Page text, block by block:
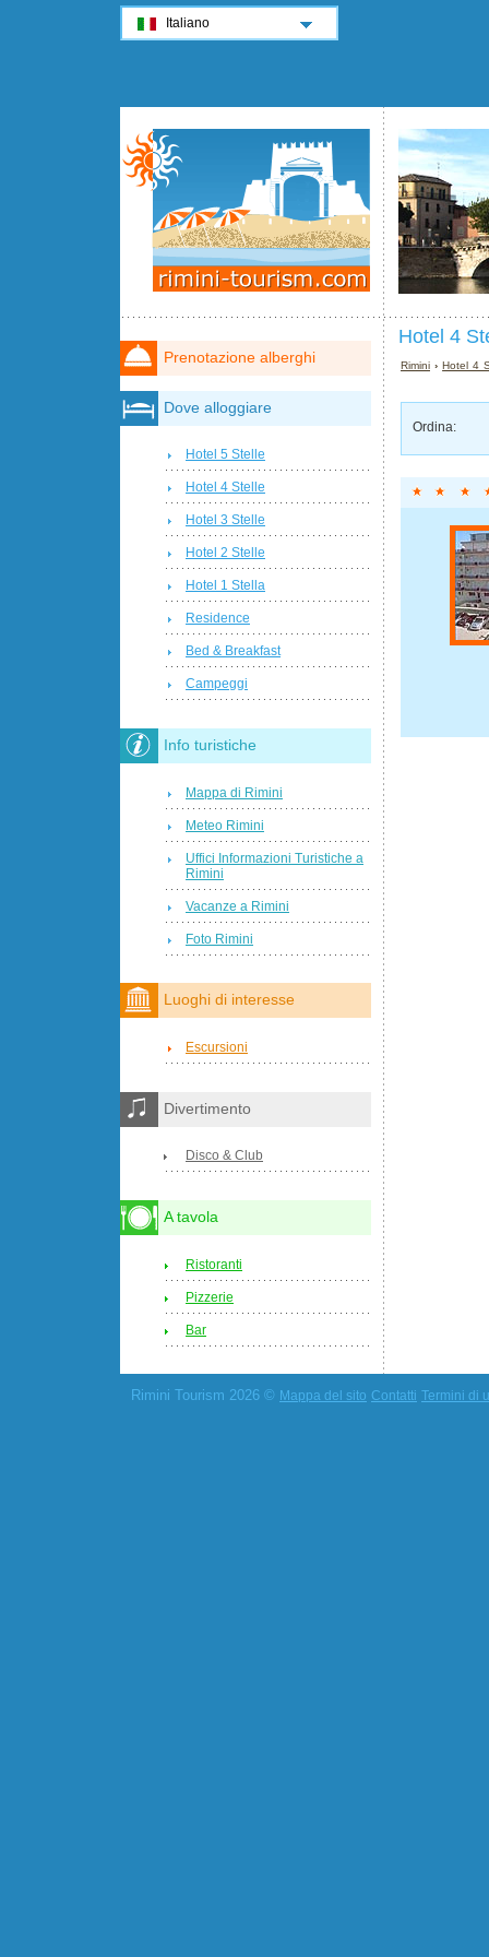
Hotel 4
Rimini ›Hotel 4
Ordina:
Prenotazione alberghi
Dove alloggiare
Hotel 5 Stelle
Hotel 4 Stelle
Hotel 3 Stelle
Hotel 2 Stelle
Hotel 1 Stella
Residence
Bed & Breakfast
Campeggi
Info turistiche
Mappa di Rimini
Meteo Rimini
Uffici Informazioni Turistiche a
Rimini
Vacanze a Rimini
Foto Rimini
Luoghi di interesse
Escursioni
Divertimento
Disco & Club
A tavola
Ristoranti
Pizzerie
Bar
Rimini Tourism 2026 © Mappa del sito Contatti Termini di
Italiano